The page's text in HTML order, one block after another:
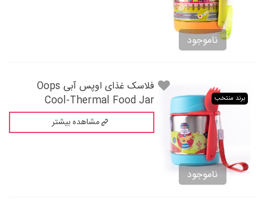
ناموجود
برند منتخب
ناموجود
فلاسک غذای اوپس آبی Oops
Cool-Thermal Food Jar
مشاهده بیشتر